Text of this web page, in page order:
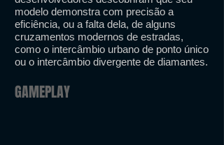
modelo demonstra com precisão a
eficiência, ou a falta dela, de alguns
cruzamentos modernos de estradas,
como o intercâmbio urbano de ponto único
ou o intercâmbio divergente de diamantes.
GAMEPLAY